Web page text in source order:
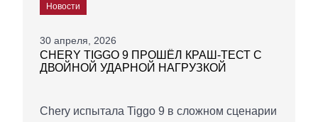
Новости
30 апреля, 2026
CHERY TIGGO 9 ПРОШЁЛ КРАШ-ТЕСТ С
ДВОЙНОЙ УДАРНОЙ НАГРУЗКОЙ
Chery испытала Tiggo 9 в сложном сценарии